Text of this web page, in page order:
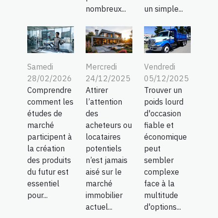
nombreux...
un simple...
Samedi
28/02/2026
Comprendre
comment les
études de
marché
participent à
la création
des produits
du futur est
essentiel
pour...
Mercredi
24/12/2025
Attirer
l’attention
des
acheteurs ou
locataires
potentiels
n’est jamais
aisé sur le
marché
immobilier
actuel...
Vendredi
05/12/2025
Trouver un
poids lourd
d'occasion
fiable et
économique
peut
sembler
complexe
face à la
multitude
d'options...